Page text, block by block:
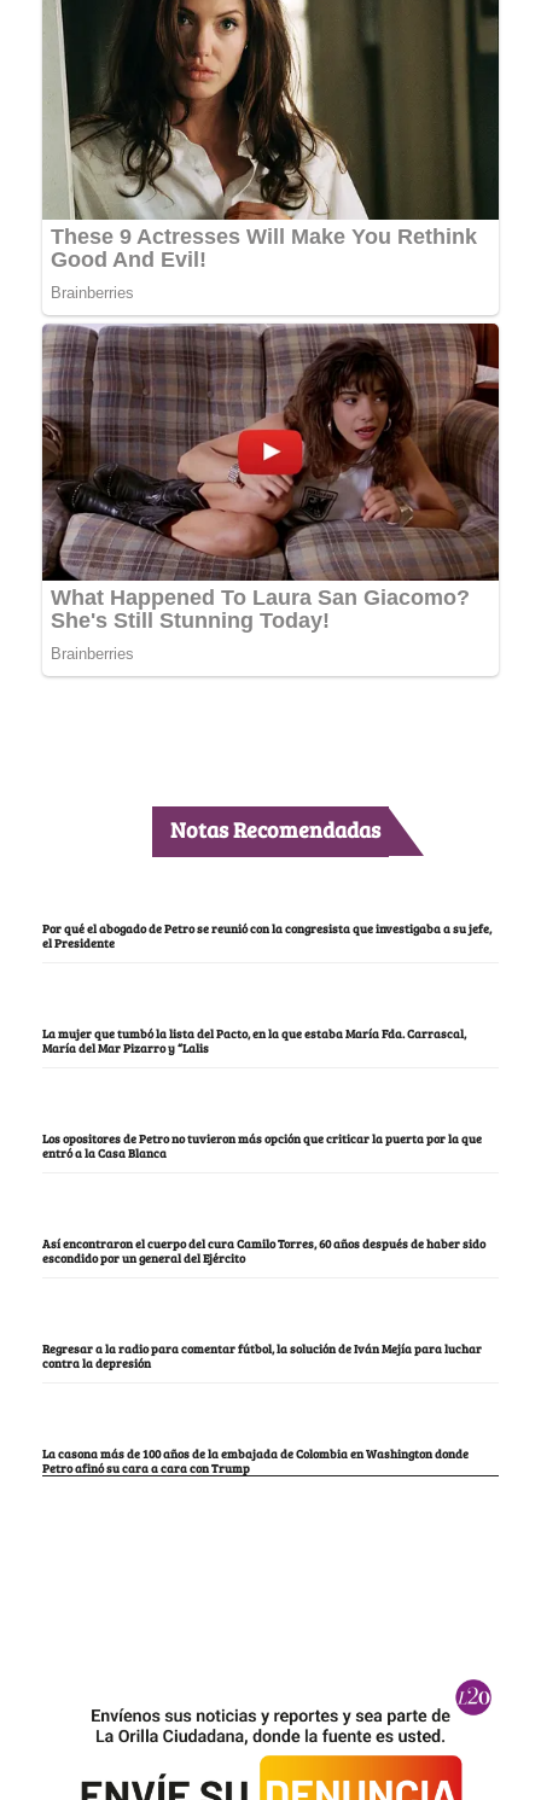
Notas Recomendadas
Por qué el abogado de Petro se reunió con la congresista que investigaba a su jefe,
el Presidente
La mujer que tumbó la lista del Pacto, en la que estaba María Fda. Carrascal,
María del Mar Pizarro y “Lalis
Los opositores de Petro no tuvieron más opción que criticar la puerta por la que
entró a la Casa Blanca
Así encontraron el cuerpo del cura Camilo Torres, 60 años después de haber sido
escondido por un general del Ejército
Regresar a la radio para comentar fútbol, la solución de Iván Mejía para luchar
contra la depresión
La casona más de 100 años de la embajada de Colombia en Washington donde
Petro afinó su cara a cara con Trump